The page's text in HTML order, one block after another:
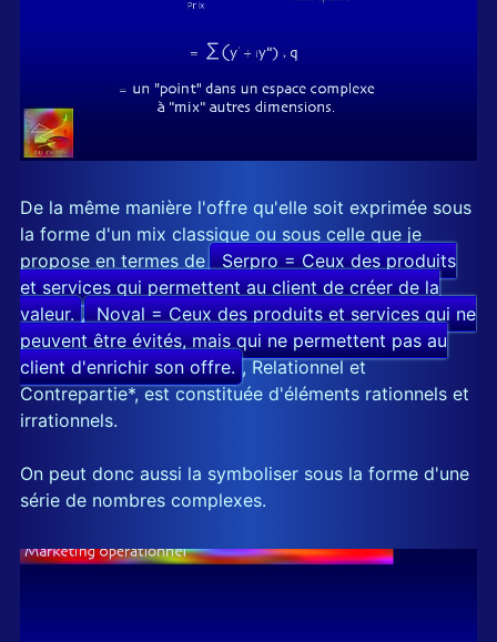
De la même manière l'offre qu'elle soit exprimée sous
la forme d'un mix classique ou sous celle que je
propose en termes de serpro
Serpro = Ceux des produits
et services qui permettent au client de créer de la
valeur. ,Noval
Noval = Ceux des produits et services qui ne
peuvent être évités, mais qui ne permettent pas au
client d'enrichir son offre. , Relationnel et
Contrepartie*, est constituée d'éléments rationnels et
irrationnels.
On peut donc aussi la symboliser sous la forme d'une
série de nombres complexes.